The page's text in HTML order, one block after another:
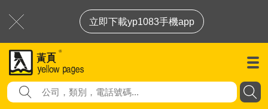
立即下載yp1083手機app